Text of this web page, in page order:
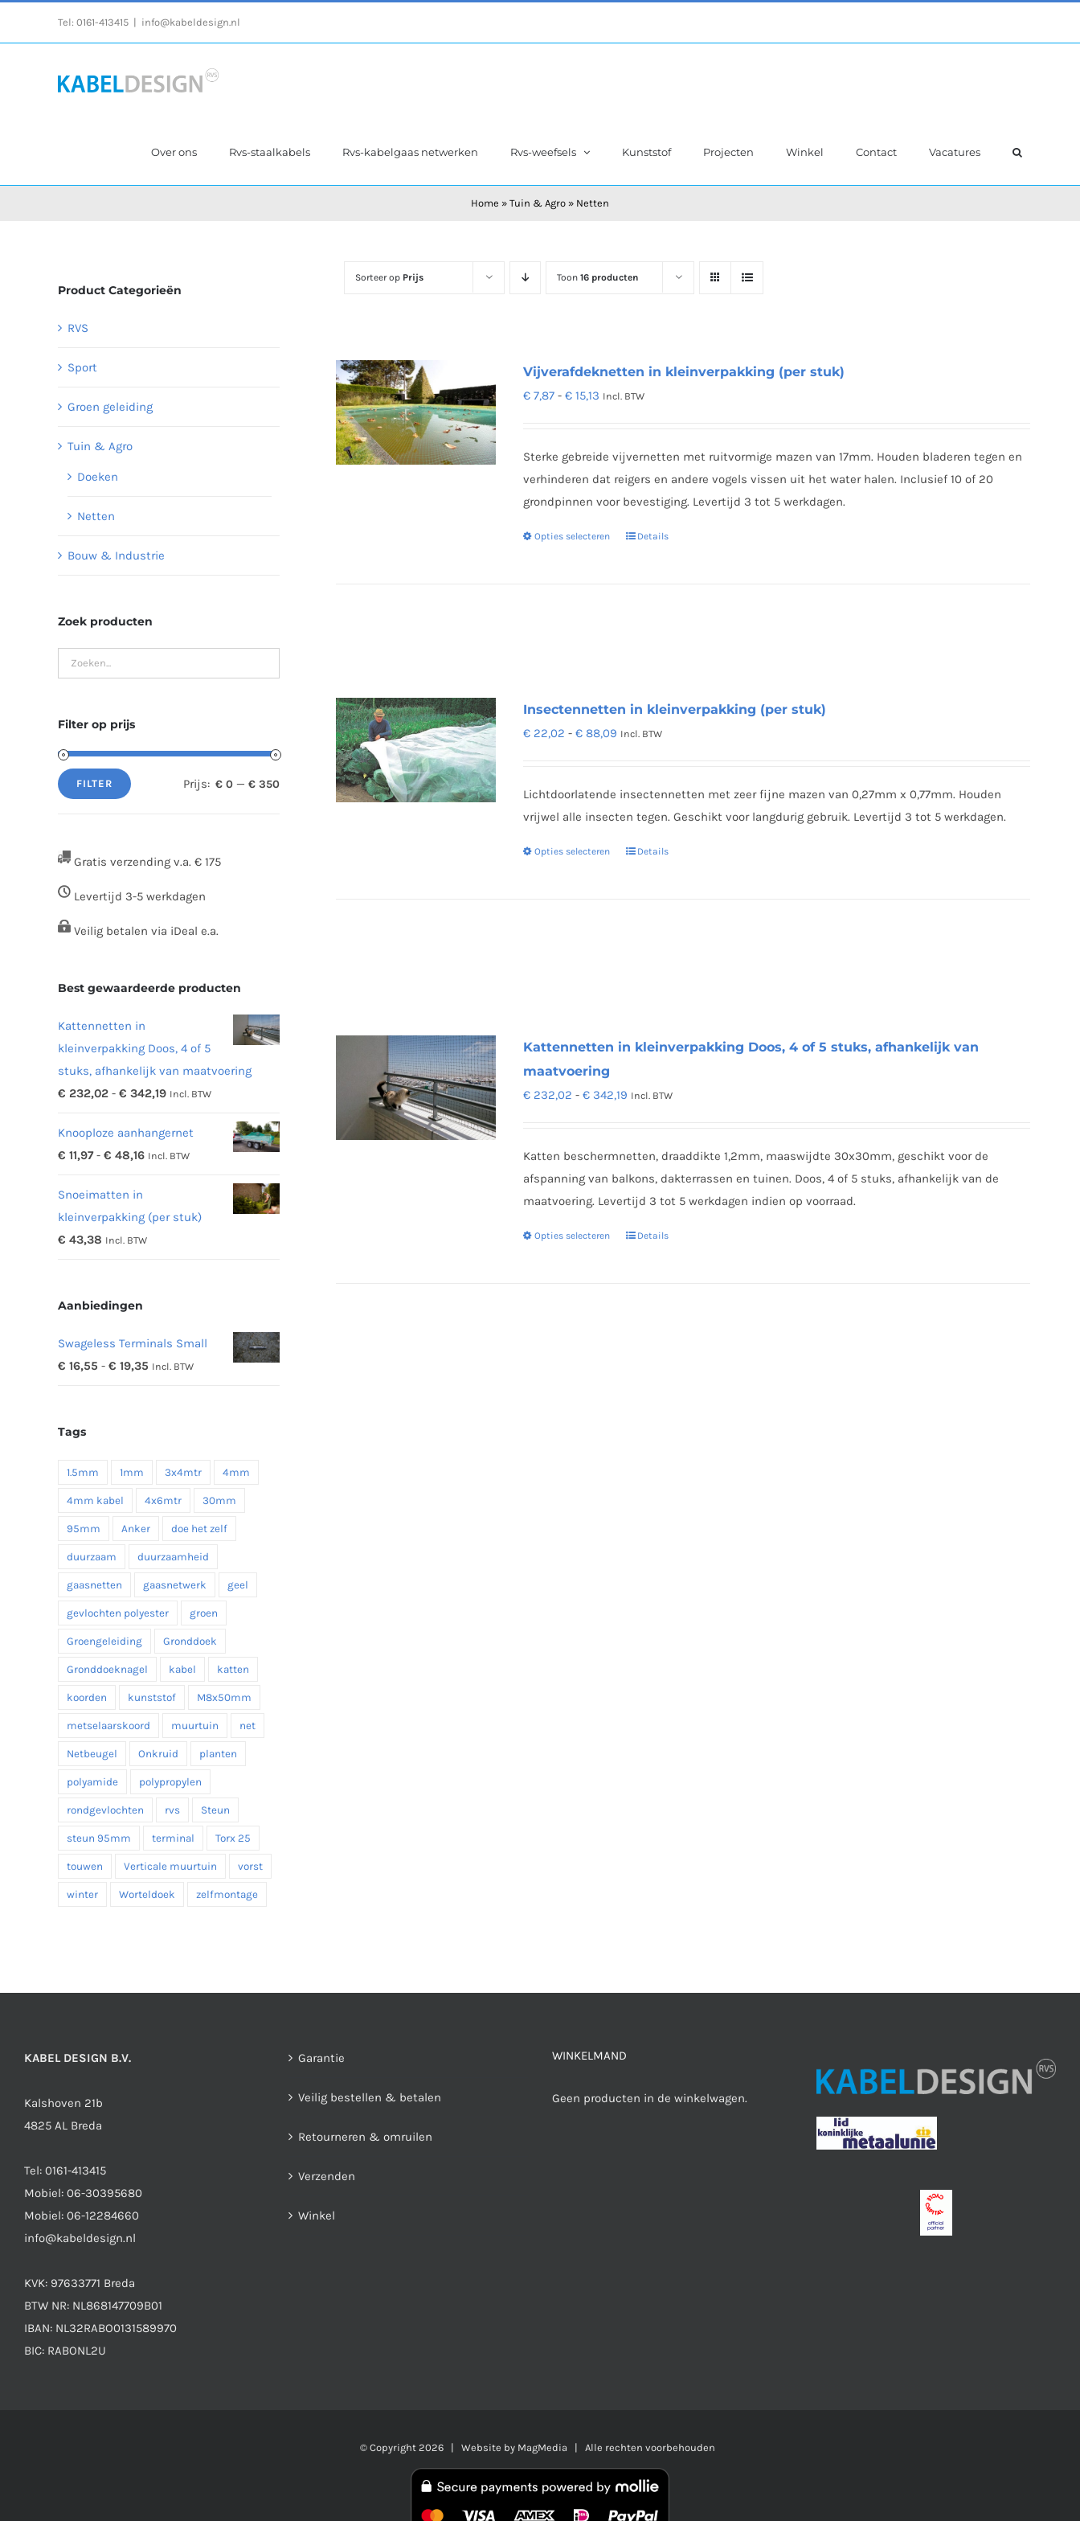
Tel: 0161-413415 info@kabeldesign.nl
Over ons Rvs-staalkabels Rvs-kabelgaas netwerken Rvs-weefsels Kunststof Projecten Winkel Contact Vacatures
Home » Tuin & Agro » Netten
Sorteer op Prijs Toon 16 producten
Vijverafdeknetten in kleinverpakking (per stuk)
€ 7,87 - € 15,13 Prijsklasse:
€ 15,13
Incl. BTW
Sterke gebreide vijvernetten met ruitvormige mazen van 17mm. Houden bladeren tegen en
verhinderen dat reigers en andere vogels vissen uit het water halen. Inclusief 10 of 20
grondpinnen voor bevestiging. Levertijd 3 tot 5 werkdagen.
Opties selecteren
Dit
worden
productpagina
Details
Insectennetten in kleinverpakking (per stuk)
€ 22,02 - € 88,09 Prijsklasse:
€ 88,09
Incl. BTW
Lichtdoorlatende insectennetten met zeer fijne mazen van 0,27mm x 0,77mm. Houden
vrijwel alle insecten tegen. Geschikt voor langdurig gebruik. Levertijd 3 tot 5 werkdagen.
Opties selecteren
Dit
de
Details
Kattennetten in kleinverpakking Doos, 4 of 5 stuks, afhankelijk van
maatvoering
€ 232,02 - € 342,19 Prijsklasse:
€ 342,19
Incl. BTW
Katten beschermnetten, draaddikte 1,2mm, maaswijdte 30x30mm, geschikt voor de
afspanning van balkons, dakterrassen en tuinen. Doos, 4 of 5 stuks, afhankelijk van de
maatvoering. Levertijd 3 tot 5 werkdagen indien op voorraad.
Opties selecteren
DitDetails
Product Categorieën
RVS
Sport
Groen geleiding
Tuin & Agro
Doeken
Netten
Bouw & Industrie
Zoek producten
Filter op prijs
Min.
Max.
FILTER Prijs: € 0 — € 350
Gratis verzending v.a. € 175
Levertijd 3-5 werkdagen
Veilig betalen via iDeal e.a.
Best gewaardeerde producten
Kattennetten in
kleinverpakking Doos, 4 of 5
stuks, afhankelijk van maatvoering
€ 232,02 - € 342,19Prijsklasse:
tot
€ 342,19
Incl. BTW
Knooploze aanhangernet
€ 11,97 - € 48,16Prijsklasse:
€ 48,16
Incl. BTW
Snoeimatten in
kleinverpakking (per stuk)
€ 43,38 Incl. BTW
Aanbiedingen
Swageless Terminals Small
€ 16,55 - € 19,35 Prijsklasse:
Incl. BTW
Tags
1.5mm 1mm 3x4mtr 4mm
4mm kabel 4x6mtr 30mm
95mm Anker doe het zelf
duurzaam duurzaamheid
gaasnetten gaasnetwerk geel
gevlochten polyester groen
Groengeleiding Gronddoek
Gronddoeknagel kabel katten
koorden kunststof M8x50mm
metselaarskoord muurtuin net
Netbeugel Onkruid planten
polyamide polypropylen
rondgevlochten rvs Steun
steun 95mm terminal Torx 25
touwen Verticale muurtuin vorst
winter Worteldoek zelfmontage
KABEL DESIGN B.V.
Kalshoven 21b
4825 AL Breda
Tel: 0161-413415
Mobiel: 06-30395680
Mobiel: 06-12284660
info@kabeldesign.nl
KVK: 97633771 Breda
BTW NR: NL868147709B01
IBAN: NL32RABO0131589970
BIC: RABONL2U
Garantie
Veilig bestellen & betalen
Retourneren & omruilen
Verzenden
Winkel
WINKELMAND
Geen producten in de winkelwagen.
© Copyright 2026 | Website by MagMedia | Alle rechten voorbehouden